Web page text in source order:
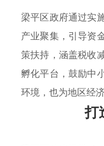
梁平区政府通过实
产业聚集，引导资
策扶持，涵盖税收
孵化平台，鼓励中
环境，也为地区经
打